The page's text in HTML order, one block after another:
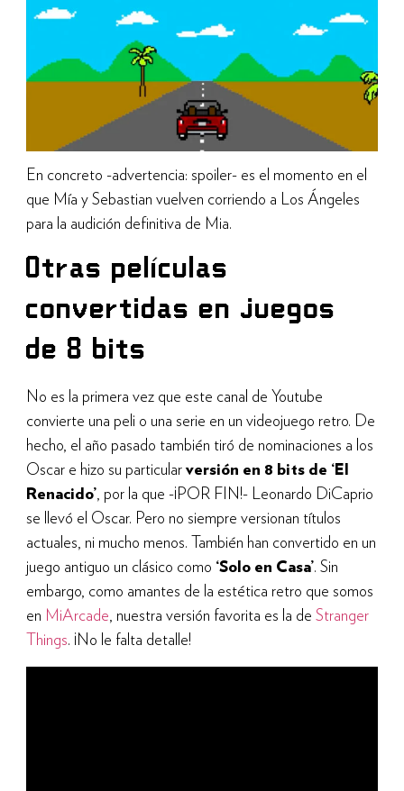
En concreto -advertencia: spoiler- es el momento en el
que Mía y Sebastian vuelven corriendo a Los Ángeles
para la audición definitiva de Mia.
Otras películas
convertidas en juegos
de 8 bits
No es la primera vez que este canal de Youtube
convierte una peli o una serie en un videojuego retro. De
hecho, el año pasado también tiró de nominaciones a los
Oscar e hizo su particularversión en 8 bits de ‘El
Renacido’, por la que -¡POR FIN!- Leonardo DiCaprio
se llevó el Oscar. Pero no siempre versionan títulos
actuales, ni mucho menos. También han convertido en un
juego antiguo un clásico como ‘Solo en Casa’. Sin
embargo, como amantes de la estética retro que somos
en MiArcade, nuestra versión favorita es la deStranger
Things. ¡No le falta detalle!